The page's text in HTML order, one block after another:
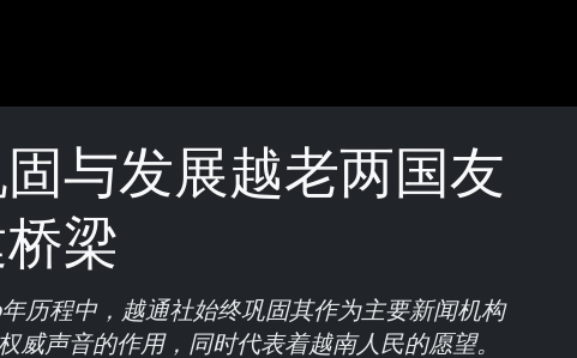
与发展越老两国友
梁
历程中，越通社始终巩固其作为主要新闻机构
威声音的作用，同时代表着越南人民的愿望。